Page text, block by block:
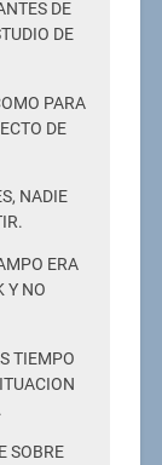
DE
DE
PARA
DE
NADIE
ERA
Y NO
TIEMPO
SOBRE